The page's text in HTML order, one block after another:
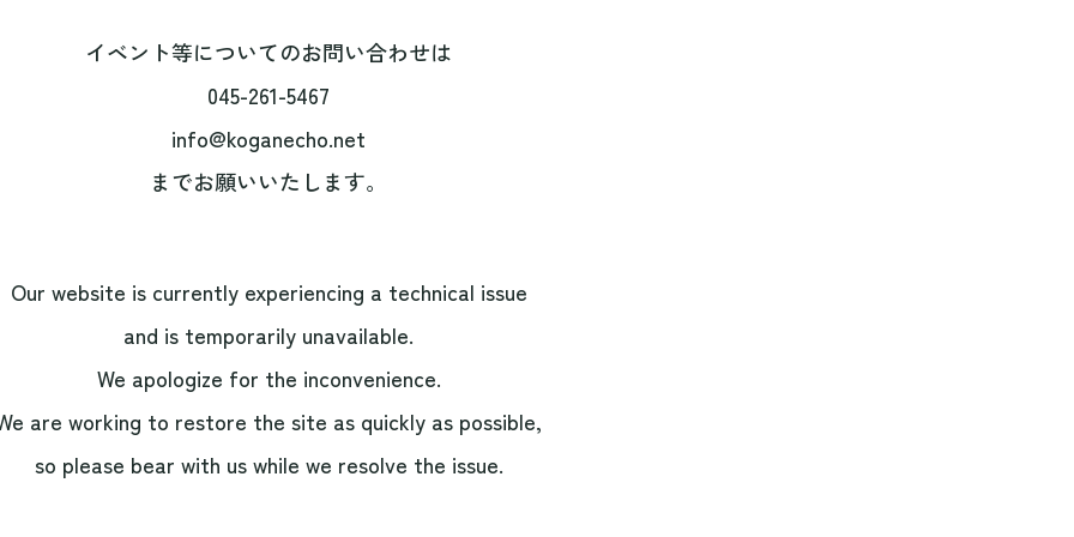
イベント等についてのお問い合わせは
045-261-5467
info@koganecho.net
までお願いいたします。
Our website is currently experiencing a technical issue
and is temporarily unavailable.
We apologize for the inconvenience.
are working to restore the site as quickly as possible,
so please bear with us while we resolve the issue.